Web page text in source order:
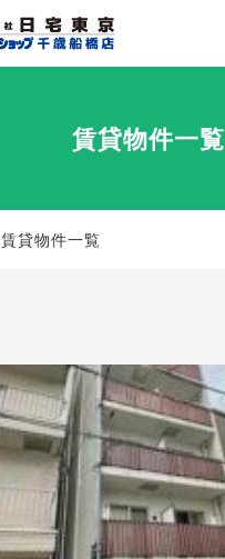
賃貸物件一覧
賃貸物件一覧